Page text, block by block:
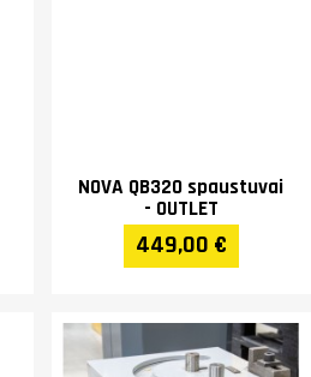
NOVA QB320 spaustuvai
- OUTLET
449,00 €